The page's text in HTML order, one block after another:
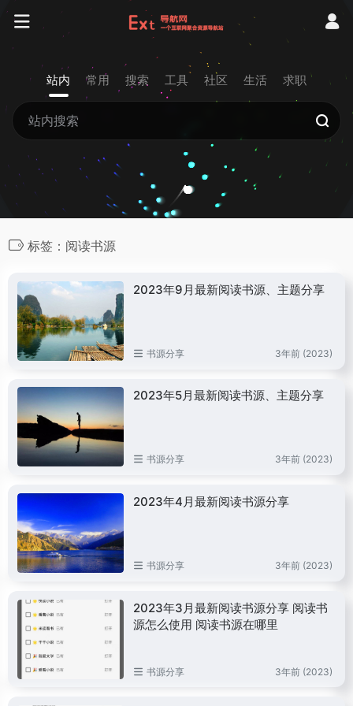
站内 常用 搜索 工具 社区 生活 求职
标签：阅读书源
2023年9月最新阅读书源、主题分享
书源分享 3年前 (2023)
2023年5月最新阅读书源、主题分享
书源分享 3年前 (2023)
2023年4月最新阅读书源分享
书源分享 3年前 (2023)
2023年3月最新阅读书源分享 阅读书
源怎么使用 阅读书源在哪里
书源分享 3年前 (2023)